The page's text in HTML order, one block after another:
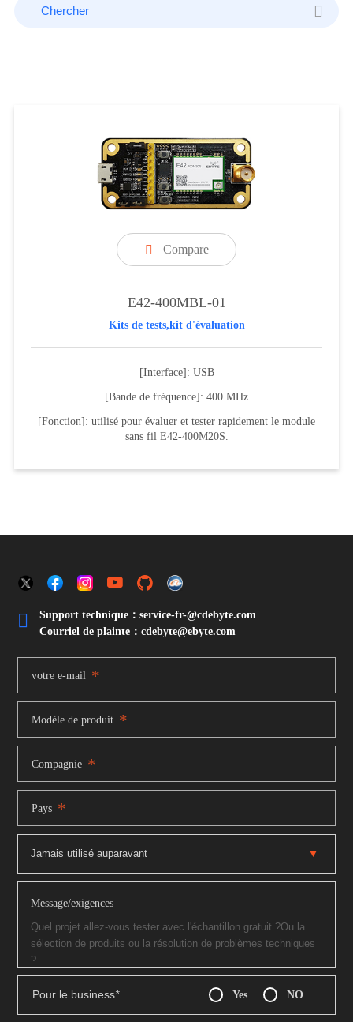
 Compare
E42-400MBL-01
Kits de tests,kit d'évaluation
[Interface]: USB
[Bande de fréquence]: 400 MHz
[Fonction]: utilisé pour évaluer et tester rapidement le module
sans fil E42-400M20S.

Support technique：service-fr-@cdebyte.com
Courriel de plainte：cdebyte@ebyte.com
votre e-mail *
Modèle de produit *
Compagnie *
Pays *
Message/exigences
Pour le business* Yes NO